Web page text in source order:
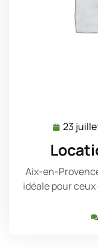
23
Aix-en-
idéale pour